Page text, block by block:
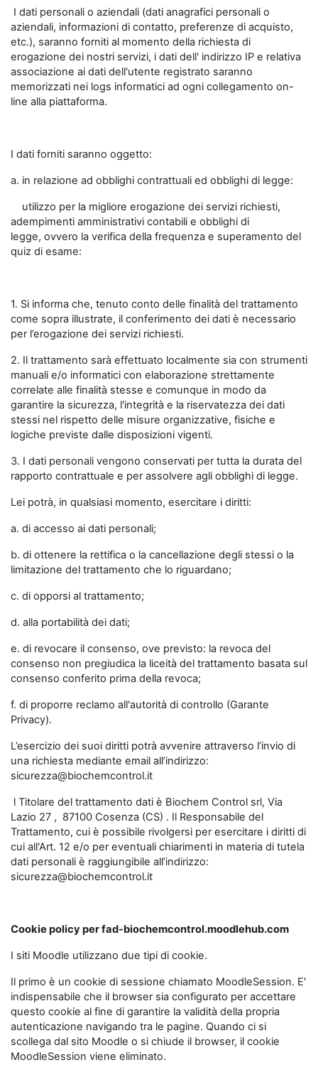
I dati personali o aziendali (dati anagrafici personali o
aziendali, informazioni di contatto, preferenze di acquisto,
etc.), saranno forniti al momento della richiesta di
erogazione dei nostri servizi, i dati dell' indirizzo IP e relativa
associazione ai dati dell'utente registrato saranno
memorizzati nei logs informatici ad ogni collegamento on-
line alla piattaforma.
I dati forniti saranno oggetto:
a. in relazione ad obblighi contrattuali ed obblighi di legge:
utilizzo per la migliore erogazione dei servizi richiesti,
adempimenti amministrativi contabili e obblighi di
legge, ovvero la verifica della frequenza e superamento del
quiz di esame:
1. Si informa che, tenuto conto delle finalità del trattamento
come sopra illustrate, il conferimento dei dati è necessario
per l’erogazione dei servizi richiesti.
2. Il trattamento sarà effettuato localmente sia con strumenti
manuali e/o informatici con elaborazione strettamente
correlate alle finalità stesse e comunque in modo da
garantire la sicurezza, l'integrità e la riservatezza dei dati
stessi nel rispetto delle misure organizzative, fisiche e
logiche previste dalle disposizioni vigenti.
3. I dati personali vengono conservati per tutta la durata del
rapporto contrattuale e per assolvere agli obblighi di legge.
Lei potrà, in qualsiasi momento, esercitare i diritti:
a. di accesso ai dati personali;
b. di ottenere la rettifica o la cancellazione degli stessi o la
limitazione del trattamento che lo riguardano;
c. di opporsi al trattamento;
d. alla portabilità dei dati;
e. di revocare il consenso, ove previsto: la revoca del
consenso non pregiudica la liceità del trattamento basata sul
consenso conferito prima della revoca;
f. di proporre reclamo all'autorità di controllo (Garante
Privacy).
L’esercizio dei suoi diritti potrà avvenire attraverso l’invio di
una richiesta mediante email all’indirizzo:
sicurezza@biochemcontrol.it
l Titolare del trattamento dati è Biochem Control srl, Via
Lazio 27 , 87100 Cosenza (CS) . Il Responsabile del
Trattamento, cui è possibile rivolgersi per esercitare i diritti di
cui all'Art. 12 e/o per eventuali chiarimenti in materia di tutela
dati personali è raggiungibile all’indirizzo:
sicurezza@biochemcontrol.it
Cookie policy per fad-biochemcontrol.moodlehub.com
I siti Moodle utilizzano due tipi di cookie.
Il primo è un cookie di sessione chiamato MoodleSession. E'
indispensabile che il browser sia configurato per accettare
questo cookie al fine di garantire la validità della propria
autenticazione navigando tra le pagine. Quando ci si
scollega dal sito Moodle o si chiude il browser, il cookie
MoodleSession viene eliminato.